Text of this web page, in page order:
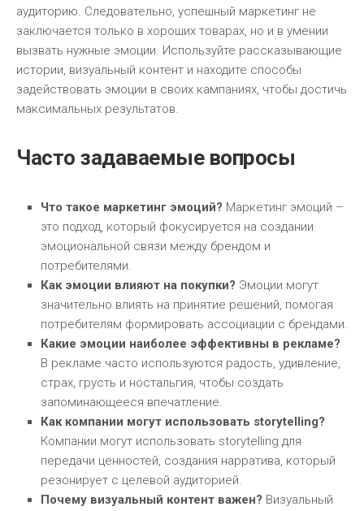
аудиторию. Следовательно, успешный маркетинг не
заключается только в хороших товарах, но и в умении
вызвать нужные эмоции. Используйте рассказывающие
истории, визуальный контент и находите способы
задействовать эмоции в своих кампаниях, чтобы достичь
максимальных результатов.
Часто задаваемые вопросы
Что такое маркетинг эмоций? Маркетинг эмоций –
это подход, который фокусируется на создании
эмоциональной связи между брендом и
потребителями.
Как эмоции влияют на покупки? Эмоции могут
значительно влиять на принятие решений, помогая
потребителям формировать ассоциации с брендами.
Какие эмоции наиболее эффективны в рекламе?
В рекламе часто используются радость, удивление,
страх, грусть и ностальгия, чтобы создать
запоминающееся впечатление.
Как компании могут использовать storytelling?
Компании могут использовать storytelling для
передачи ценностей, создания нарратива, который
резонирует с целевой аудиторией.
Почему визуальный контент важен? Визуальный